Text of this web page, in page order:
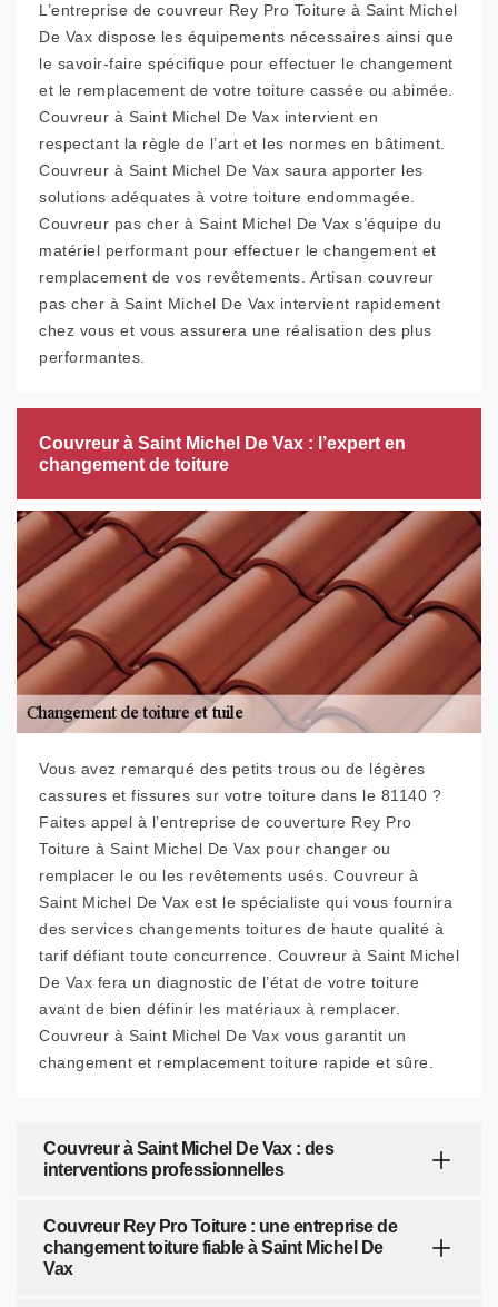
L’entreprise de couvreur Rey Pro Toiture à Saint Michel
De Vax dispose les équipements nécessaires ainsi que
le savoir-faire spécifique pour effectuer le changement
et le remplacement de votre toiture cassée ou abimée.
Couvreur à Saint Michel De Vax intervient en
respectant la règle de l’art et les normes en bâtiment.
Couvreur à Saint Michel De Vax saura apporter les
solutions adéquates à votre toiture endommagée.
Couvreur pas cher à Saint Michel De Vax s’équipe du
matériel performant pour effectuer le changement et
remplacement de vos revêtements. Artisan couvreur
pas cher à Saint Michel De Vax intervient rapidement
chez vous et vous assurera une réalisation des plus
performantes.
Couvreur à Saint Michel De Vax : l’expert en
changement de toiture
Vous avez remarqué des petits trous ou de légères
cassures et fissures sur votre toiture dans le 81140 ?
Faites appel à l’entreprise de couverture Rey Pro
Toiture à Saint Michel De Vax pour changer ou
remplacer le ou les revêtements usés. Couvreur à
Saint Michel De Vax est le spécialiste qui vous fournira
des services changements toitures de haute qualité à
tarif défiant toute concurrence. Couvreur à Saint Michel
De Vax fera un diagnostic de l’état de votre toiture
avant de bien définir les matériaux à remplacer.
Couvreur à Saint Michel De Vax vous garantit un
changement et remplacement toiture rapide et sûre.
Couvreur à Saint Michel De Vax : des
interventions professionnelles
Couvreur Rey Pro Toiture : une entreprise de
changement toiture fiable à Saint Michel De
Vax